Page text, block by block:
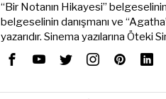
“Bir Notanın Hikayesi”
belgeselinin danışmanı ve
yazarıdır. Sinema yazılarına Öteki